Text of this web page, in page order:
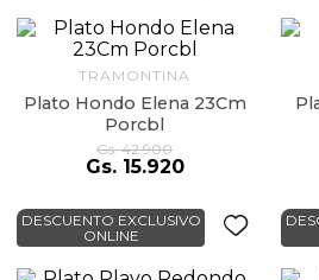
TRAMONTINA
Plato Hondo Elena 23Cm
Porcbl
Gs. 42.900
Gs. 15.920
DESCUENTO EXCLUSIVO
ONLINE
9.
almohada